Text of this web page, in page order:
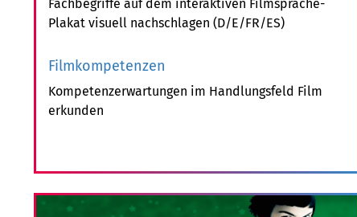
Fachbegriffe auf dem interaktiven Filmsprache-
Plakat visuell nachschlagen (D/E/FR/ES)
Filmkompetenzen
Kompetenzerwartungen im Handlungsfeld Film
erkunden